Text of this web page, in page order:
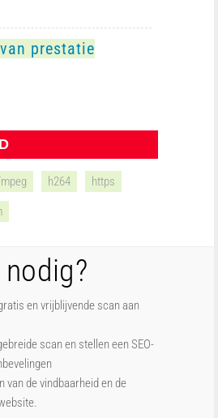
prestatie
h264 https
nodig?
en vrijblijvende scan aan
scan en stellen een SEO-
van de vindbaarheid en de